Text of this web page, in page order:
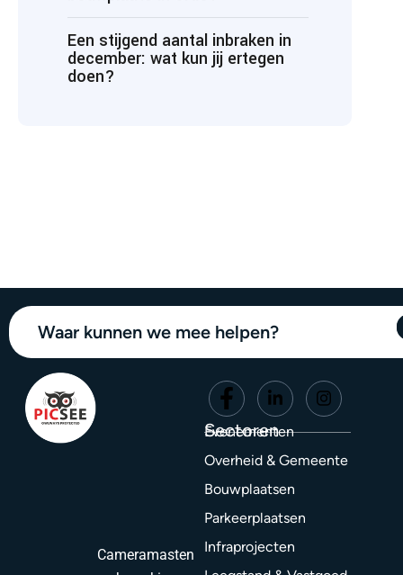
Een stijgend aantal inbraken in
december: wat kun jij ertegen
doen?
Waar kunnen we mee helpen?
Cameramasten
Sectoren
Evenementen
Overheid & Gemeente
Bouwplaatsen
Parkeerplaatsen
Infraprojecten